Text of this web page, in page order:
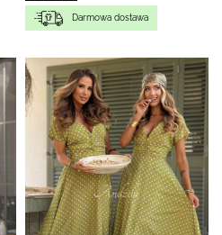
Darmowa dostawa